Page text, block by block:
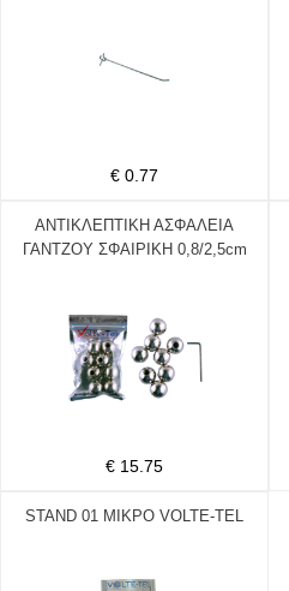
€ 0.77
ΑΝΤΙΚΛΕΠΤΙΚΗ ΑΣΦΑΛΕΙΑ
ΓΑΝΤΖΟΥ ΣΦΑΙΡΙΚΗ 0,8/2,5cm
€ 15.75
STAND 01 ΜΙΚΡΟ VOLTE-TEL